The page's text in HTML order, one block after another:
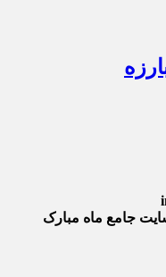
جامع ماه مبارک